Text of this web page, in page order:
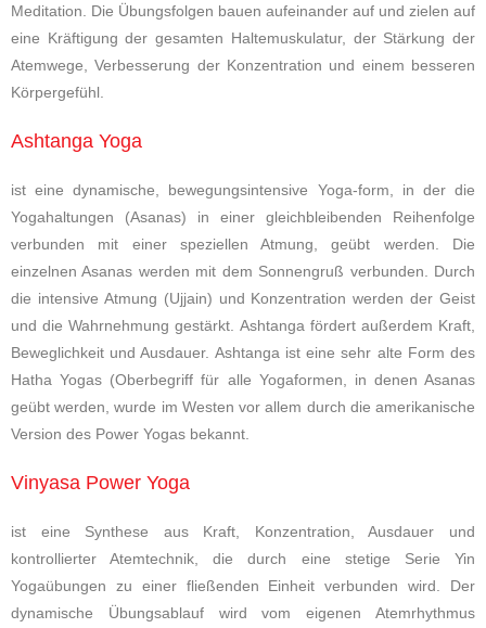
Meditation. Die Übungsfolgen bauen aufeinander auf und zielen auf
eine Kräftigung der gesamten Haltemuskulatur, der Stärkung der
Atemwege, Verbesserung der Konzentration und einem besseren
Körpergefühl.
Ashtanga Yoga
ist eine dynamische, bewegungsintensive Yoga-form, in der die
Yogahaltungen (Asanas) in einer gleichbleibenden Reihenfolge
verbunden mit einer speziellen Atmung, geübt werden. Die
einzelnen Asanas werden mit dem Sonnengruß verbunden. Durch
die intensive Atmung (Ujjain) und Konzentration werden der Geist
und die Wahrnehmung gestärkt. Ashtanga fördert außerdem Kraft,
Beweglichkeit und Ausdauer. Ashtanga ist eine sehr alte Form des
Hatha Yogas (Oberbegriff für alle Yogaformen, in denen Asanas
geübt werden, wurde im Westen vor allem durch die amerikanische
Version des Power Yogas bekannt.
Vinyasa Power Yoga
ist eine Synthese aus Kraft, Konzentration, Ausdauer und
kontrollierter Atemtechnik, die durch eine stetige Serie Yin
Yogaübungen zu einer fließenden Einheit verbunden wird. Der
dynamische Übungsablauf wird vom eigenen Atemrhythmus